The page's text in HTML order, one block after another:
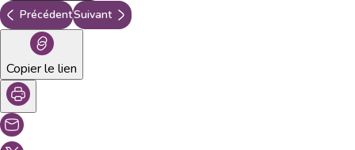
PrécédentSuivant
Copier le lien